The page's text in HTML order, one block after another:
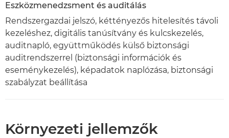
Eszközmenedzsment és auditálás
Rendszergazdai jelszó, kéttényezős hitelesítés távoli
kezeléshez, digitális tanúsítvány és kulcskezelés,
auditnapló, együttműködés külső biztonsági
auditrendszerrel (biztonsági információk és
eseménykezelés), képadatok naplózása, biztonsági
szabályzat beállítása
Környezeti jellemzők